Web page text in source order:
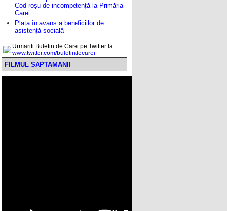
Cod roșu de incompetență la Primăria
Carei
Plata în avans a beneficiilor de
asistență socială
Urmariti Buletin de Carei pe Twitter la
www.twitter.com/buletindecarei
FILMUL SAPTAMANII